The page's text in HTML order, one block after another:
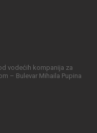
vodećih kompanija za
– Bulevar Mihaila Pupina